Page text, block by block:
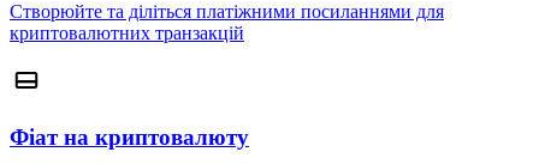
Створюйте та діліться платіжними посиланнями для
криптовалютних транзакцій
Фіат на криптовалюту